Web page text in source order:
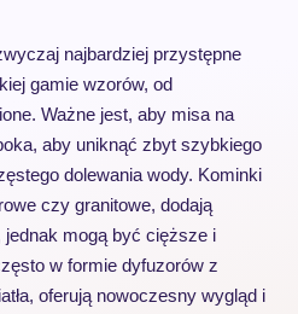
najbardziej przystępne
gamie wzorów, od
Ważne jest, aby misa na
aby uniknąć zbyt szybkiego
dolewania wody. Kominki
czy granitowe, dodają
jednak mogą być cięższe i
w formie dyfuzorów z
oferują nowoczesny wygląd i